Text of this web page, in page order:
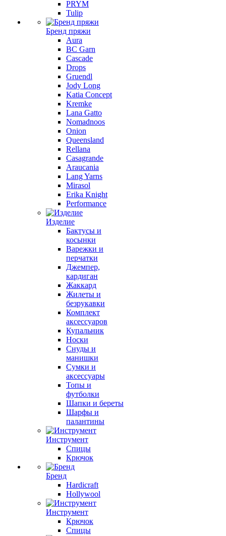
PRYM
Tulip
Бренд пряжи
Aura
BC Garn
Cascade
Drops
Gruendl
Jody Long
Katia Concept
Kremke
Lana Gatto
Nomadnoos
Onion
Queensland
Rellana
Casagrande
Araucania
Lang Yarns
Mirasol
Erika Knight
Performance
Изделие
Бактусы и
косынки
Варежки и
перчатки
Джемпер,
кардиган
Жаккард
Жилеты и
безрукавки
Комплект
аксессуаров
Купальник
Носки
Снуды и
манишки
Сумки и
аксессуары
Топы и
футболки
Шапки и береты
Шарфы и
палантины
Инструмент
Спицы
Крючок
Бренд
Hardicraft
Hollywool
Инструмент
Крючок
Спицы